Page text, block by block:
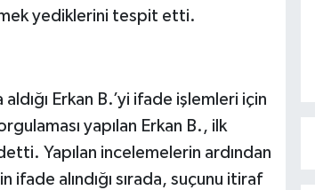
yediklerini tespit etti.
Erkan B.’yi ifade işlemleri için
yapılan Erkan B., ilk
Yapılan incelemelerin ardından
ifade alındığı sırada, suçunu itiraf